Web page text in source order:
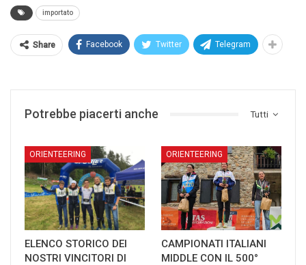
importato
Share Facebook Twitter Telegram
Tutti
Potrebbe piacerti anche
ORIENTEERING
ELENCO STORICO DEI
NOSTRI VINCITORI DI
ORIENTEERING
CAMPIONATI ITALIANI
MIDDLE CON IL 500°